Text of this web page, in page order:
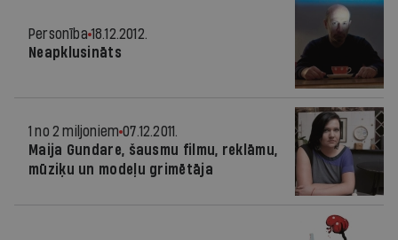
Personība 18.12.2012.
Neapklusināts
1 no 2 miljoniem 07.12.2011.
Maija Gundare, šausmu filmu, reklāmu,
mūziķu un modeļu grimētāja